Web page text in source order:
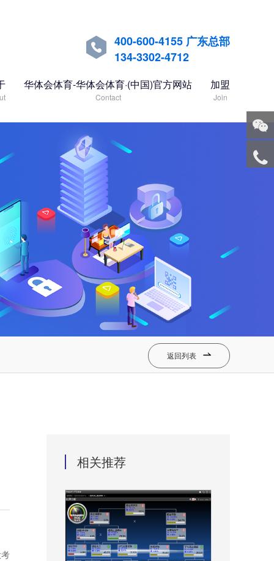

400-600-4155 广东总部
134-3302-4712
华体会体育-华体会体育·(中国)官方网站
Contact
加盟
Join
返回列表 
相关推荐
微信